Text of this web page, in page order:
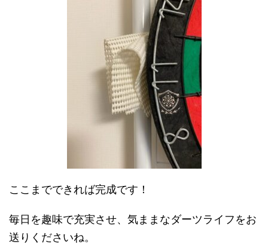
ここまでできれば完成です！
毎日を趣味で充実させ、気ままなダーツライフをお
送りくださいね。